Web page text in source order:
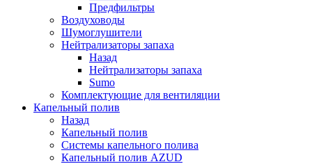
Предфильтры
Воздуховоды
Шумоглушители
Нейтрализаторы запаха
Назад
Нейтрализаторы запаха
Sumo
Комплектующие для вентиляции
Капельный полив
Назад
Капельный полив
Системы капельного полива
Капельный полив AZUD